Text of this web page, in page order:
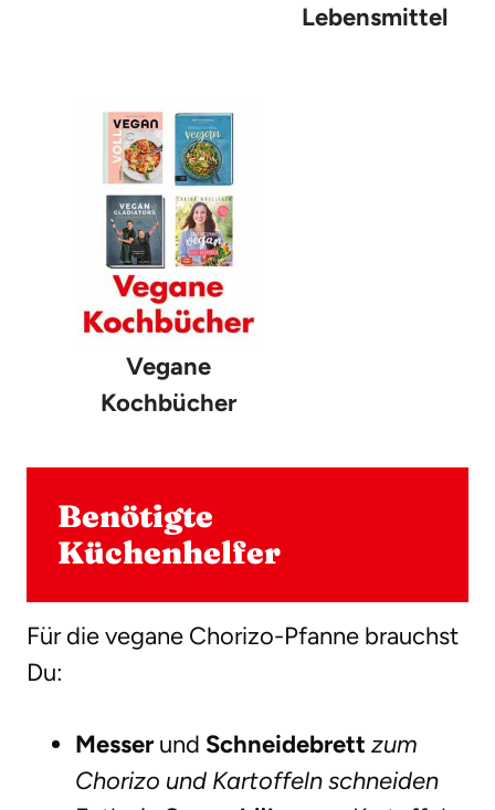
Lebensmittel
Vegane
Kochbücher
Benötigte
Küchenhelfer
Für die vegane Chorizo-Pfanne brauchst
Du:
Messer und Schneidebrett zum
Chorizo und Kartoffeln schneiden